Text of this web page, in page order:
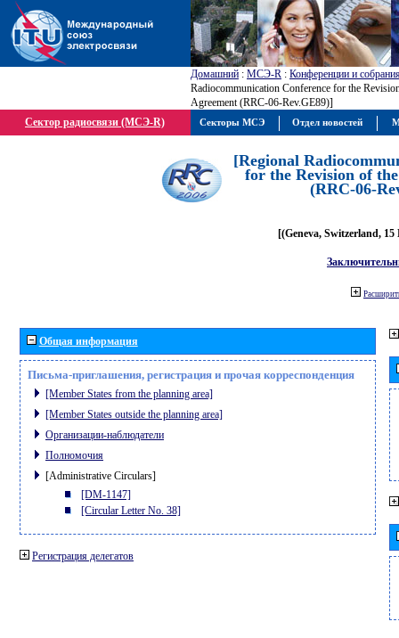
Домашний : МСЭ-R : Конференции и
Radiocommunication Conference for the
Agreement (RRC-06-Rev.GE89)]
Сектор радиосвязи (МСЭ-R)
[Regional
for the Revision of
(RRC-06-
[(Geneva, Switzerland, 15
Общая информация
Письма-приглашения, регистрация и прочая корреспонденция
[Member States from the planning area]
[Member States outside the planning area]
Организации-наблюдатели
Полномочия
[Administrative Circulars]
[DM-1147]
[Circular Letter No. 38]
Регистрация делегатов
Секторы МСЭ Отдел новостей